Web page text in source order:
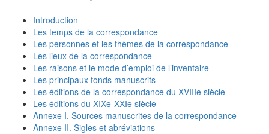
Introduction
Les temps de la correspondance
Les personnes et les thèmes de la correspondance
Les lieux de la correspondance
Les raisons et le mode d’emploi de l’inventaire
Les principaux fonds manuscrits
Les éditions de la correspondance du XVIIIe siècle
Les éditions du XIXe-XXIe siècle
Annexe I. Sources manuscrites de la correspondance
Annexe II. Sigles et abréviations